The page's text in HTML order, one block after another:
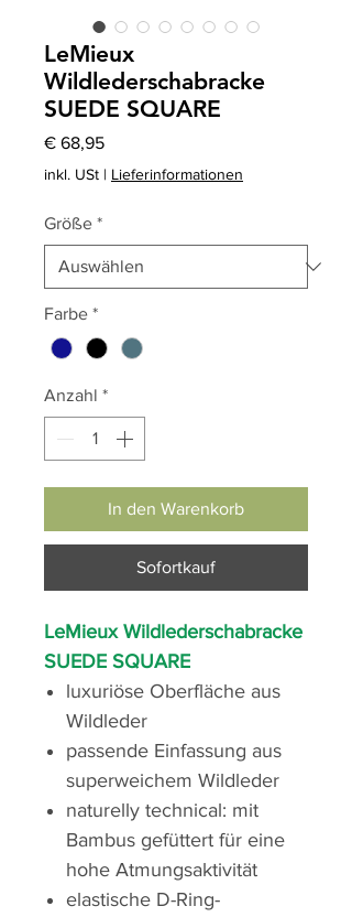
LeMieux
Wildlederschabracke
SUEDE SQUARE
€ 68,95Preis
inkl. USt | Lieferinformationen
Größe *
Farbe *
Anzahl *
In den Warenkorb
Sofortkauf
LeMieux Wildlederschabracke
SUEDE SQUARE
luxuriöse Oberfläche aus
Wildleder
passende Einfassung aus
superweichem Wildleder
naturelly technical: mit
Bambus gefüttert für eine
hohe Atmungsaktivität
elastische D-Ring-